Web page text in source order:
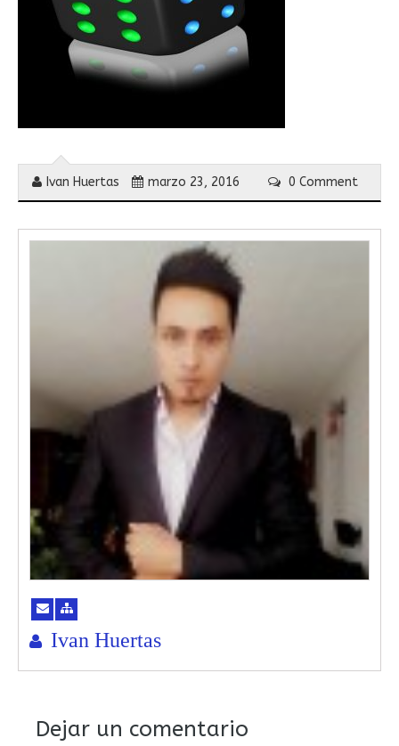
Ivan Huertas marzo 23, 2016 0 Comment
Ivan Huertas
Dejar un comentario